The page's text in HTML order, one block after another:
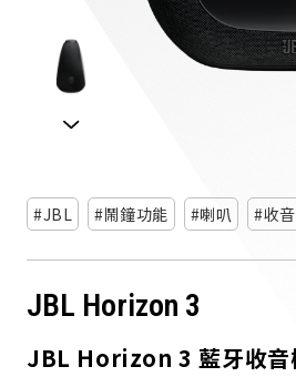
請選擇分類
JBL 鬧鐘功能 喇叭 收
JBL Horizon 3
JBL Horizon 3 藍牙收音